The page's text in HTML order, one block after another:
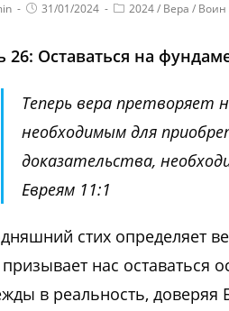
31/01/2024 2024/ Вера /
26: Оставаться на
Теперь вера
необходимым для
доказательства,
Евреям 11:1
стих определяет
призывает нас
в реальность, доверяя